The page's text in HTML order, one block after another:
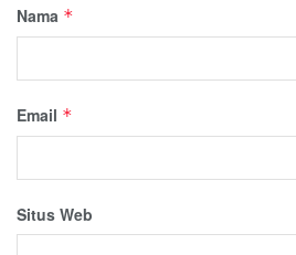
Nama *
Email *
Situs Web